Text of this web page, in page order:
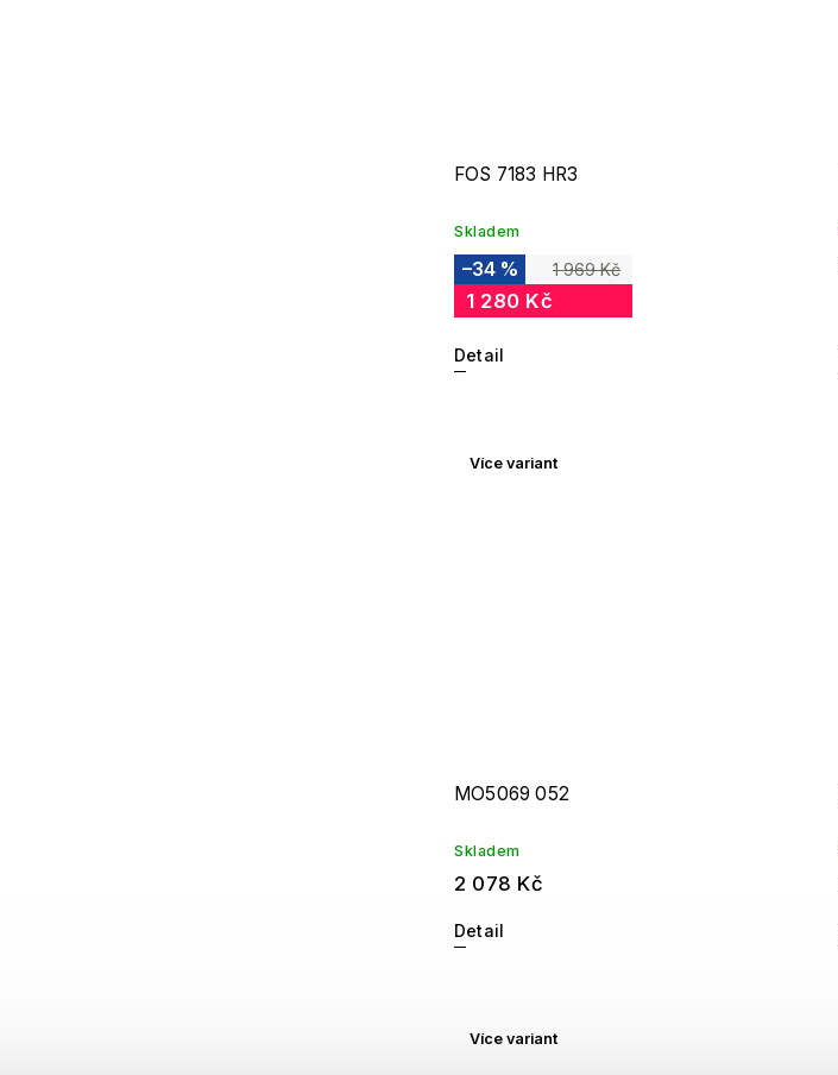
FOS 7183 HR3
Skladem
1 969 Kč
–34 %
1 280 Kč
Detail
Více variant
MO5069 052
Skladem
2 078 Kč
Detail
Více variant